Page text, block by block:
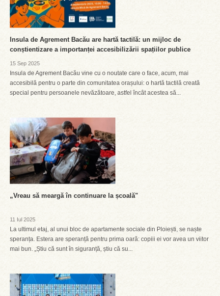
Insula de Agrement Bacău are hartă tactilă: un mijloc de
conștientizare a importanței accesibilizării spațiilor publice
15 Sep 2025
Insula de Agrement Bacău vine cu o noutate care o face, acum, mai
accesibilă pentru o parte din comunitatea orașului: o hartă tactilă creată
special pentru persoanele nevăzătoare, astfel încât acestea să...
„Vreau să meargă în continuare la școală"
11 Iul 2025
La ultimul etaj, al unui bloc de apartamente sociale din Ploiești, se naște
speranța. Estera are speranță pentru prima oară: copiii ei vor avea un viitor
mai bun. „Știu că sunt în siguranță, știu că su...